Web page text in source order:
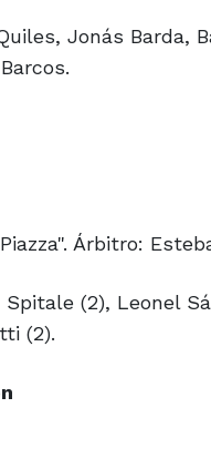
Jonás Barda,
Árbitro:
(2), Leonel
(2).